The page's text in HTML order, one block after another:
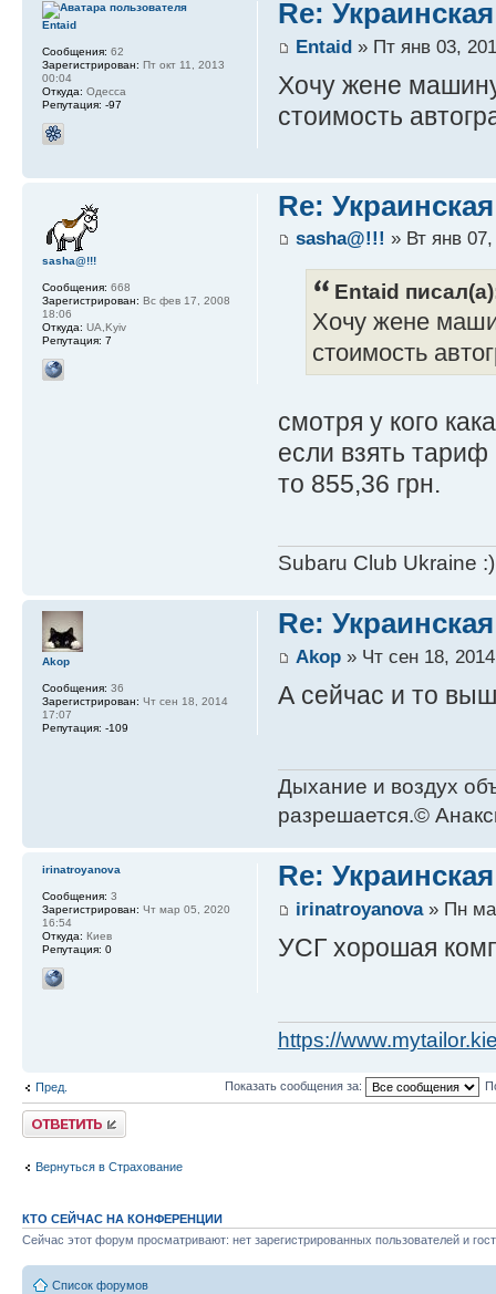
Re:
Entaid» Пт янв 03,
Хочу жене
стоимость
Entaid
Сообщения: 62
Зарегистрирован: Пт окт 11, 2013
00:04
Откуда: Одесса
Репутация: -97
Re:
sasha@!!! » Вт янв
Entaid
Хочу жене
стоимость
смотря у кого
если взять тариф
то 855,36 грн.
Subaru Club Ukraine :)
sasha@!!!
Сообщения: 668
Зарегистрирован: Вс фев 17, 2008
18:06
Откуда: UA,Kyiv
Репутация: 7
Re:
Akop» Чт сен 18,
А сейчас и то
Дыхание и воздух
разрешается.©
Akop
Сообщения: 36
Зарегистрирован: Чт сен 18, 2014
17:07
Репутация: -109
Re:
irinatroyanova» Пн
УСГ хорошая
https://
irinatroyanova
Сообщения: 3
Зарегистрирован: Чт мар 05, 2020
16:54
Откуда: Киев
Репутация: 0
Пред. Показать сообщения за:
Ответить
Вернуться в Страхование
КТО СЕЙЧАС НА КОНФЕРЕНЦИИ
Сейчас этот форум просматривают: нет зарегистрированных пользователей и
Список форумов